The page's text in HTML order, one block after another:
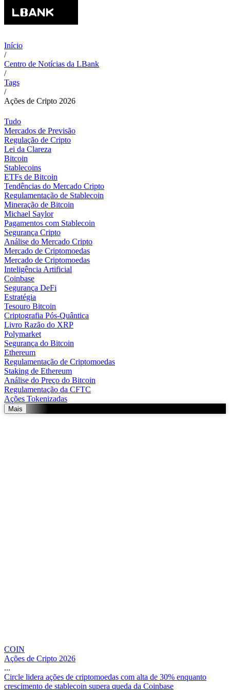
Início
/
Centro de Notícias da LBank
/
Tags
/
Ações de Cripto 2026
Tudo
Mercados de Previsão
Regulação de Cripto
Lei da Clareza
Bitcoin
Stablecoins
ETFs de Bitcoin
Tendências do Mercado Cripto
Regulamentação de Stablecoin
Mineração de Bitcoin
Michael Saylor
Pagamentos com Stablecoin
Segurança Cripto
Análise do Mercado Cripto
Mercado de Criptomoedas
Mercado de Criptomoedas
Inteligência Artificial
Coinbase
Segurança DeFi
Estratégia
Tesouro Bitcoin
Criptografia Pós-Quântica
Livro Razão do XRP
Polymarket
Segurança do Bitcoin
Ethereum
Regulamentação de Criptomoedas
Staking de Ethereum
Análise do Preço do Bitcoin
Regulamentação da CFTC
Ações Tokenizadas
Mais
COIN
Ações de Cripto 2026
...
Circle lidera ações de criptomoedas com alta de 30% enquanto
crescimento de stablecoin supera queda da Coinbase